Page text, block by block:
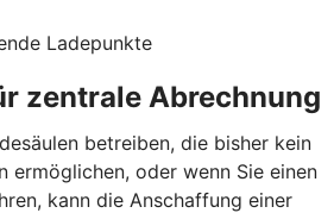
Ladepunkte
zentrale Abrechnung
betreiben, die bisher kein
ermöglichen, oder wenn Sie einen
kann die Anschaffung einer